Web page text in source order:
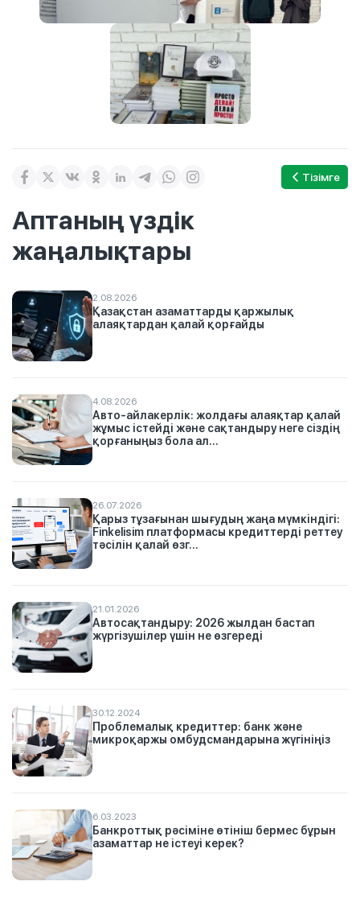
Тізімге
Аптаның үздік
жаңалықтары
2.08.2026
Қазақстан азаматтарды қаржылық
алаяқтардан қалай қорғайды
4.08.2026
Авто-айлакерлік: жолдағы алаяқтар қалай
жұмыс істейді және сақтандыру неге сіздің
қорғаныңыз бола ал...
26.07.2026
Қарыз тұзағынан шығудың жаңа мүмкіндігі:
Finkelisim платформасы кредиттерді реттеу
тәсілін қалай өзг...
21.01.2026
Автосақтандыру: 2026 жылдан бастап
жүргізушілер үшін не өзгереді
30.12.2024
Проблемалық кредиттер: банк және
микроқаржы омбудсмандарына жүгініңіз
6.03.2023
Банкроттық рәсіміне өтініш бермес бұрын
азаматтар не істеуі керек?